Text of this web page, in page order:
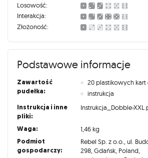
Losowość:
Interakcja:
Złożoność:
Podstawowe informacje
Zawartość
pudełka:
20 plastikowych kart
instrukcja
Instrukcja i inne
pliki:
Instrukcja_Dobble-
Waga: 1,46 kg
Podmiot
gospodarczy:
Rebel Sp. z o.o., ul.
298, Gdańsk, Poland,